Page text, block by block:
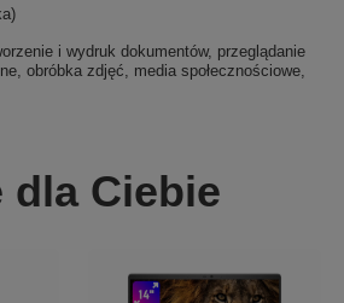
i wydruk dokumentów, przeglądanie
obróbka zdjęć, media społecznościowe,
dla Ciebie